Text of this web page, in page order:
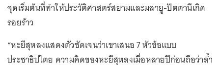
จุดเริ่มต้นที่ทำให้ประวัติศาสตร์สยามและมลายู-ปัตตานีเกิด
รอยร้าว
“หะยีสุหลงแสดงตัวชัดเจนว่าเขาเสนอ 7 หัวข้อแบบ
ประชาธิปไตย ความคิดของหะยีสุหลงเมื่อหลายปีก่อนถือว่าล้ำ